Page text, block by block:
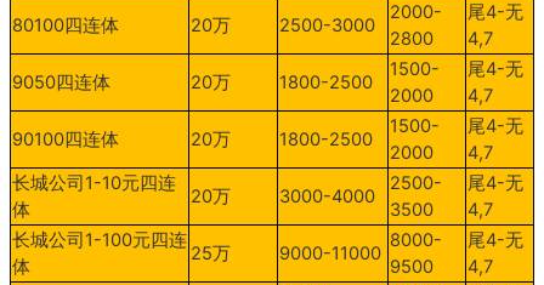
80100四连体 20万 2500-3000
2000-
2800
尾4-无
4,7
9050四连体 20万 1800-2500
1500-
2000
尾4-无
4,7
90100四连体 20万 1800-2500
1500-
2000
尾4-无
4,7
长城公司 1-10元四连
体
20万 3000-4000
2500-
3500
尾4-无
4,7
长城公司 1-100元四连
体
25万 9000-11000
8000-
9500
尾4-无
4,7